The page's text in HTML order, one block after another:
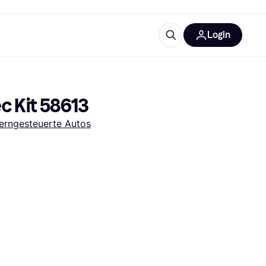
Artikel
Login
Kit 58613
Autos